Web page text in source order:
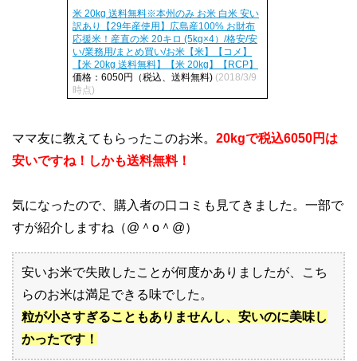
米 20kg 送料無料※本州のみ お米 白米 安い
訳あり【29年産使用】広島産100% お財布
応援米！産直の米 20キロ (5kg×4）/格安/安
い/業務用/まとめ買い/お米【米】【コメ】
【米 20kg 送料無料】【米 20kg】【RCP】
価格：6050円（税込、送料無料) (2018/3/9
時点)
ママ友に教えてもらったこのお米。 20kgで税込6050円は
安いですね！しかも送料無料！
気になったので、購入者の口コミも見てきました。一部で
すが紹介しますね（@＾o＾@）
安いお米で失敗したことが何度かありましたが、こち
らのお米は満足できる味でした。
粒が小さすぎることもありませんし、安いのに美味し
かったです！